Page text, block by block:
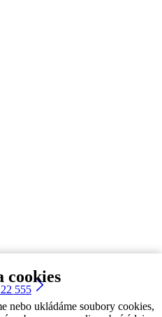
cookies
nebo ukládáme soubory cookies,
555